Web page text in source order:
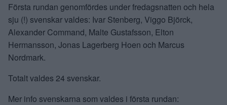
Första rundan genomfördes under fredagsnatten och hela
sju (!) svenskar valdes: Ivar Stenberg, Viggo Björck,
Alexander Command, Malte Gustafsson, Elton
Hermansson, Jonas Lagerberg Hoen och Marcus
Nordmark.
Totalt valdes 24 svenskar.
Mer info svenskarna som valdes i första rundan: